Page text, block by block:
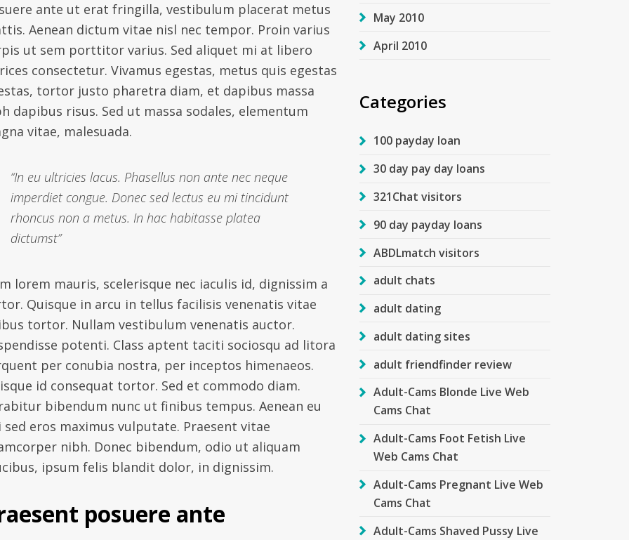
ante ut erat fringilla, vestibulum placerat metus
Aenean dictum vitae nisl nec tempor. Proin varius
ut sem porttitor varius. Sed aliquet mi at libero
consectetur. Vivamus egestas, metus quis egestas
tortor justo pharetra diam, et dapibus massa
dapibus risus. Sed ut massa sodales, elementum
vitae, malesuada.
“In eu ultricies lacus. Phasellus non ante nec neque
imperdiet congue. Donec sed lectus eu mi tincidunt
rhoncus non a metus. In hac habitasse platea
dictumst”
lorem mauris, scelerisque nec iaculis id, dignissim a
Quisque in arcu in tellus facilisis venenatis vitae
tortor. Nullam vestibulum venenatis auctor.
potenti. Class aptent taciti sociosqu ad litora
per conubia nostra, per inceptos himenaeos.
id consequat tortor. Sed et commodo diam.
bibendum nunc ut finibus tempus. Aenean eu
sed eros maximus vulputate. Praesent vitae
nibh. Donec bibendum, odio ut aliquam
ipsum felis blandit dolor, in dignissim.
posuere ante
May 2010
April 2010
Categories
100 payday loan
30 day pay day loans
321Chat visitors
90 day payday loans
ABDLmatch visitors
adult chats
adult dating
adult dating sites
adult friendfinder review
Adult-Cams Blonde Live Web
Cams Chat
Adult-Cams Foot Fetish Live
Web Cams Chat
Adult-Cams Pregnant Live Web
Cams Chat
Adult-Cams Shaved Pussy Live